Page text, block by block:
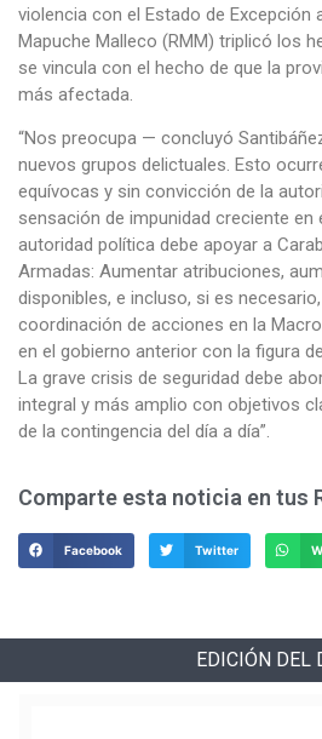
violencia con el Estado de Excepción
Mapuche Malleco (RMM) triplicó los
se vincula con el hecho de que la
más afectada.
“Nos preocupa — concluyó
nuevos grupos delictuales. Esto
equívocas y sin convicción de la
sensación de impunidad creciente en
autoridad política debe apoyar a
Armadas: Aumentar atribuciones,
disponibles, e incluso, si es
coordinación de acciones en la
en el gobierno anterior con la figura
La grave crisis de seguridad debe
integral y más amplio con objetivos
de la contingencia del día a día”.
Comparte esta noticia en tus
Facebook Twitter
EDICIÓN DEL